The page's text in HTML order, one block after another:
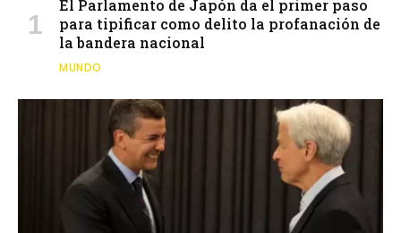
El Parlamento de Japón da el primer paso
para tipificar como delito la profanación de
la bandera nacional
MUNDO